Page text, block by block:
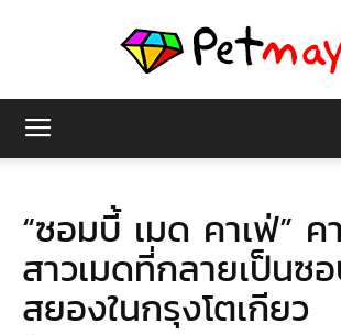
มายา
“ซอมบี้ เมด คาเฟ่” ค
สาวเมดที่กลายเป็นซ
สยองในกรุงโตเกียว